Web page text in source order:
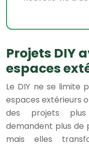
Projets DIY
espaces
Le DIY ne se limite
espaces extérieurs
des projets plus
demandent plus de
mais elles